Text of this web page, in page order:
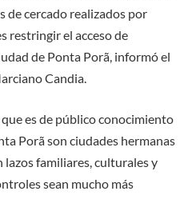
de cercado realizados por
restringir el acceso de
de Ponta Porã, informó el
Candia.
es de público conocimiento
Porã son ciudades hermanas
familiares, culturales y
sean mucho más